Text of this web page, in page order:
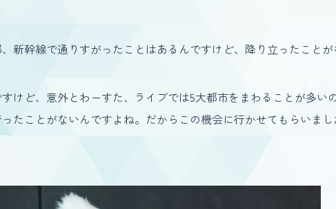
新幹線で通りすがったことはあるんですけど、降り立ったことが
けど、意外とわーすた、ライブでは5大都市をまわることが多い
たことがないんですよね。だからこの機会に行かせてもらいまし